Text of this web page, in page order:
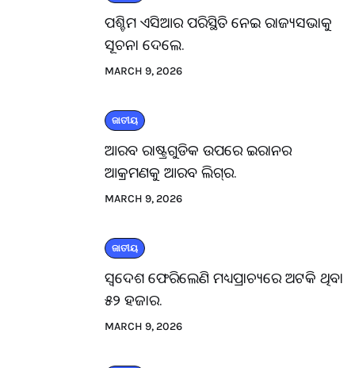
ପଶ୍ଚିମ ଏସିଆର ପରିସ୍ଥିତି ନେଇ ରାଜ୍ୟସଭାକୁ
ସୂଚନା ଦେଲେ.
MARCH 9, 2026
ଜାତୀୟ
ଆରବ ରାଷ୍ଟ୍ରଗୁଡିକ ଉପରେ ଇରାନର
ଆକ୍ରମଣକୁ ଆରବ ଲିଗ୍‌ର.
MARCH 9, 2026
ଜାତୀୟ
ସ୍ବଦେଶ ଫେରିଲେଣି ମଧ୍ୟପ୍ରାଚ୍ୟରେ ଅଟକି ଥିବା
୫୨ ହଜାର.
MARCH 9, 2026